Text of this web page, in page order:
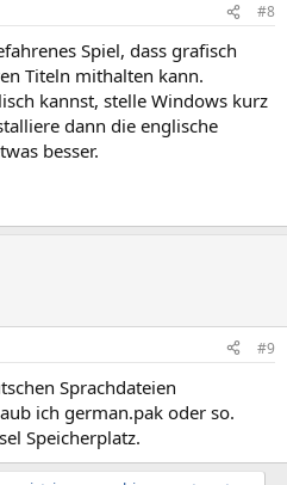
#8
Spiel, dass grafisch
Titeln mithalten kann.
kannst, stelle Windows kurz
dann die englische
besser.
#9
Sprachdateien
ich german.pak oder so.
Speicherplatz.